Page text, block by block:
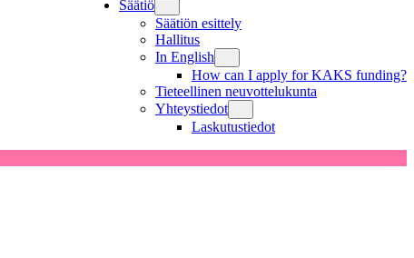
Säätiö
Säätiön esittely
Hallitus
In English
How can I apply for KAKS funding?
Tieteellinen neuvottelukunta
Yhteystiedot
Laskutustiedot